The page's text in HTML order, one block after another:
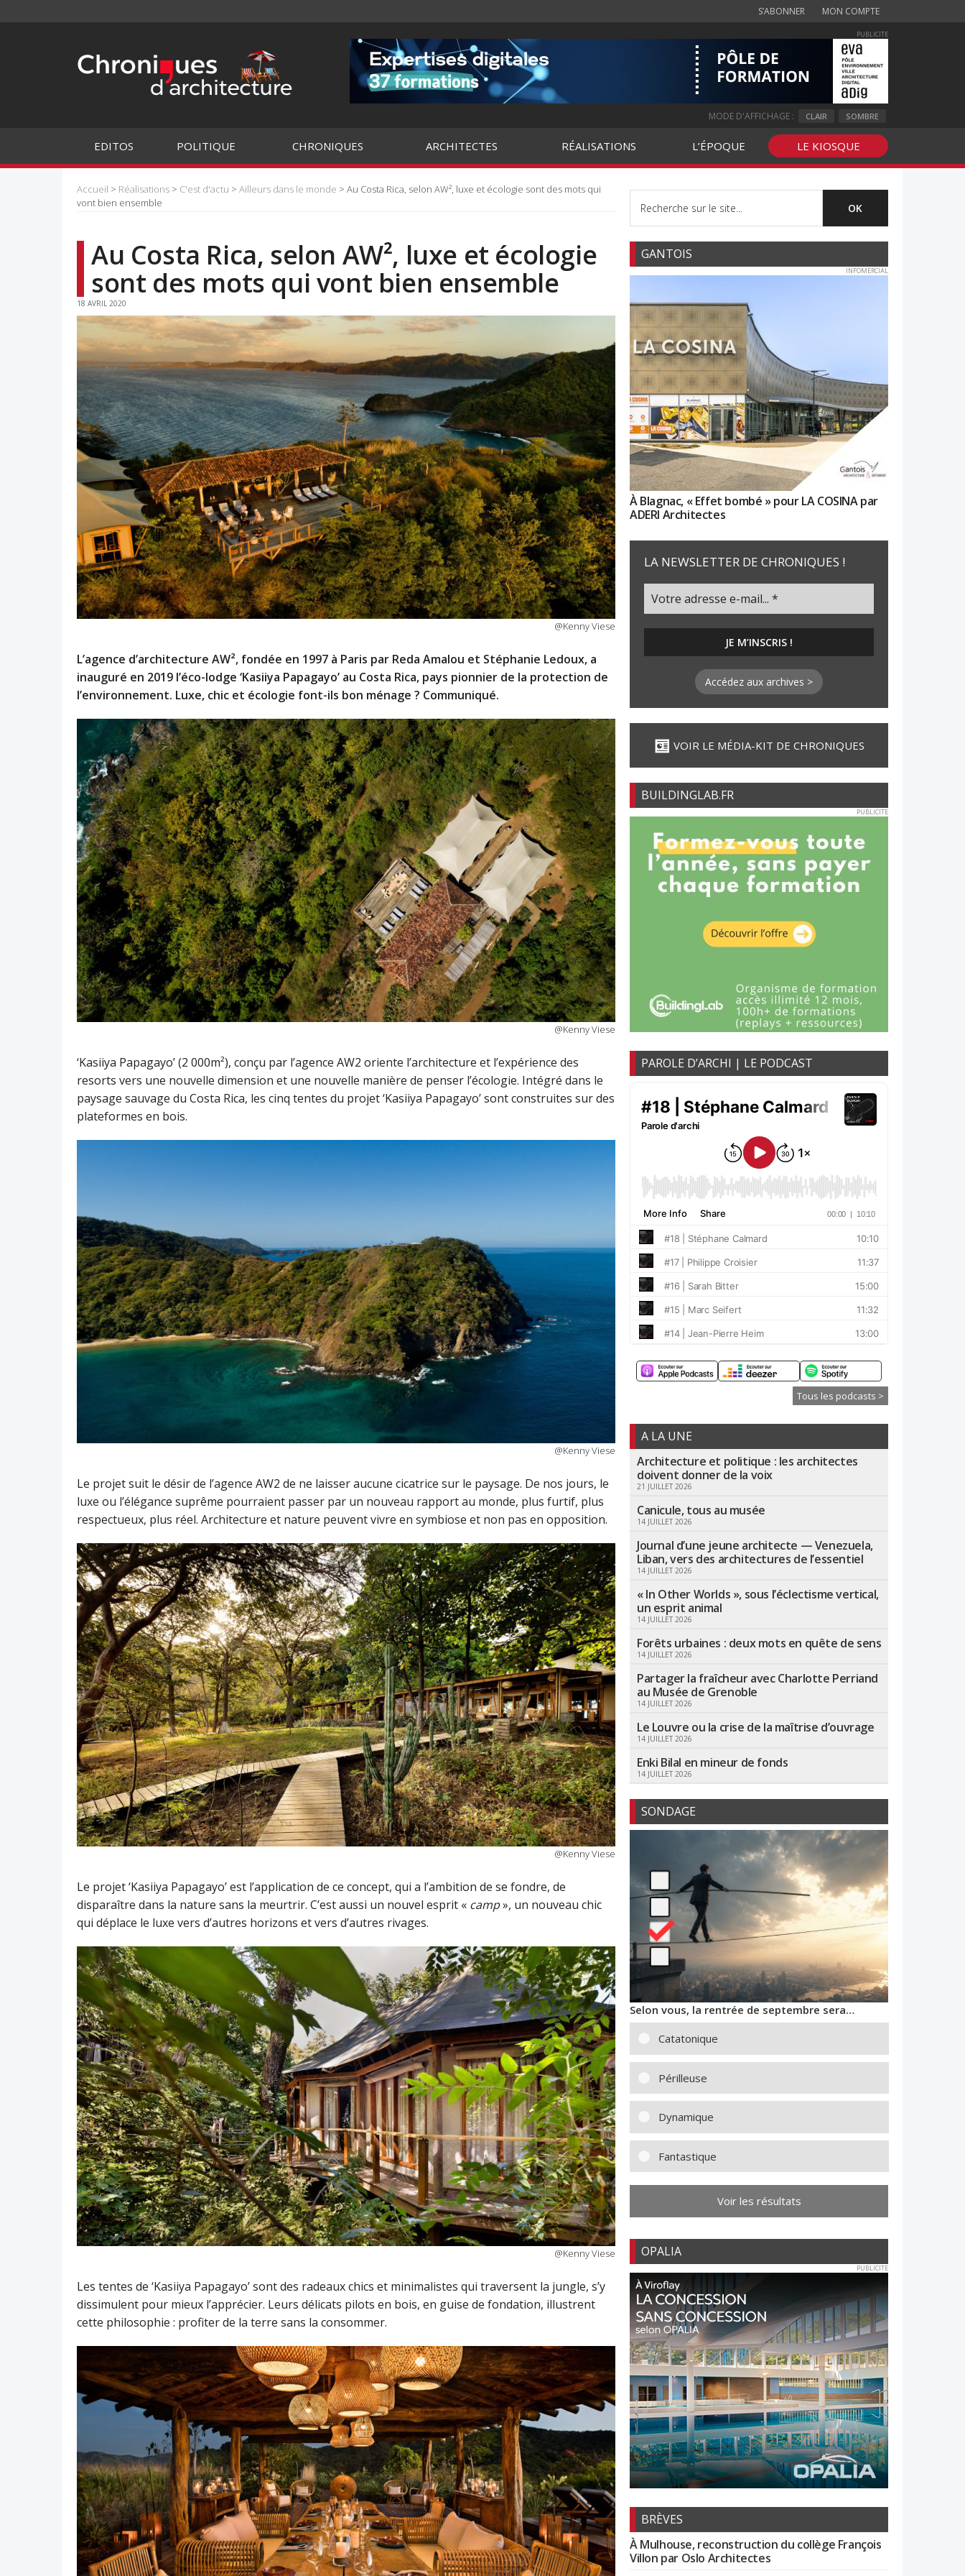
S’ABONNER MON COMPTE
PUBLICITE
MODE D'AFFICHAGE : CLAIR SOMBRE
EDITOS POLITIQUE CHRONIQUES ARCHITECTES RÉALISATIONS L’ÉPOQUE LE KIOSQUE
Accueil > Réalisations > C'est d'actu > Ailleurs dans le monde > Au Costa Rica, selon AW², luxe et écologie sont des mots qui
vont bien ensemble
Au Costa Rica, selon AW², luxe et écologie
sont des mots qui vont bien ensemble
18 AVRIL 2020
@Kenny Viese
L’agence d’architecture AW², fondée en 1997 à Paris par Reda Amalou et Stéphanie Ledoux, a
inauguré en 2019 l’éco-lodge ‘Kasiiya Papagayo’ au Costa Rica, pays pionnier de la protection de
l’environnement. Luxe, chic et écologie font-ils bon ménage ? Communiqué.
@Kenny Viese
‘Kasiiya Papagayo’ (2 000m²), conçu par l’agence AW2 oriente l’architecture et l’expérience des
resorts vers une nouvelle dimension et une nouvelle manière de penser l’écologie. Intégré dans le
paysage sauvage du Costa Rica, les cinq tentes du projet ‘Kasiiya Papagayo’ sont construites sur des
plateformes en bois.
@Kenny Viese
Le projet suit le désir de l’agence AW2 de ne laisser aucune cicatrice sur le paysage. De nos jours, le
luxe ou l’élégance suprême pourraient passer par un nouveau rapport au monde, plus furtif, plus
respectueux, plus réel. Architecture et nature peuvent vivre en symbiose et non pas en opposition.
@Kenny Viese
Le projet ‘Kasiiya Papagayo’ est l’application de ce concept, qui a l’ambition de se fondre, de
disparaître dans la nature sans la meurtrir. C’est aussi un nouvel esprit « camp», un nouveau chic
qui déplace le luxe vers d’autres horizons et vers d’autres rivages.
@Kenny Viese
Les tentes de ‘Kasiiya Papagayo’ sont des radeaux chics et minimalistes qui traversent la jungle, s’y
dissimulent pour mieux l’apprécier. Leurs délicats pilots en bois, en guise de fondation, illustrent
cette philosophie : profiter de la terre sans la consommer.
GANTOIS
INFOMERCIAL
À Blagnac, « Effet bombé » pour LA COSINA par
ADERI Architectes
LA NEWSLETTER DE CHRONIQUES !
Accédez aux archives >
VOIR LE MÉDIA-KIT DE CHRONIQUES
BUILDINGLAB.FR
PUBLICITE
PAROLE D’ARCHI | LE PODCAST
Tous les podcasts >
A LA UNE
Architecture et politique : les architectes
doivent donner de la voix
21 JUILLET 2026
Canicule, tous au musée
14 JUILLET 2026
Journal d’une jeune architecte — Venezuela,
Liban, vers des architectures de l’essentiel
14 JUILLET 2026
« In Other Worlds », sous l’éclectisme vertical,
un esprit animal
14 JUILLET 2026
Forêts urbaines : deux mots en quête de sens
14 JUILLET 2026
Partager la fraîcheur avec Charlotte Perriand
au Musée de Grenoble
14 JUILLET 2026
Le Louvre ou la crise de la maîtrise d’ouvrage
14 JUILLET 2026
Enki Bilal en mineur de fonds
14 JUILLET 2026
SONDAGE
Selon vous, la rentrée de septembre sera…
Catatonique
Périlleuse
Dynamique
Fantastique
Voir les résultats
OPALIA
PUBLICITE
BRÈVES
À Mulhouse, reconstruction du collège François
Villon par Oslo Architectes